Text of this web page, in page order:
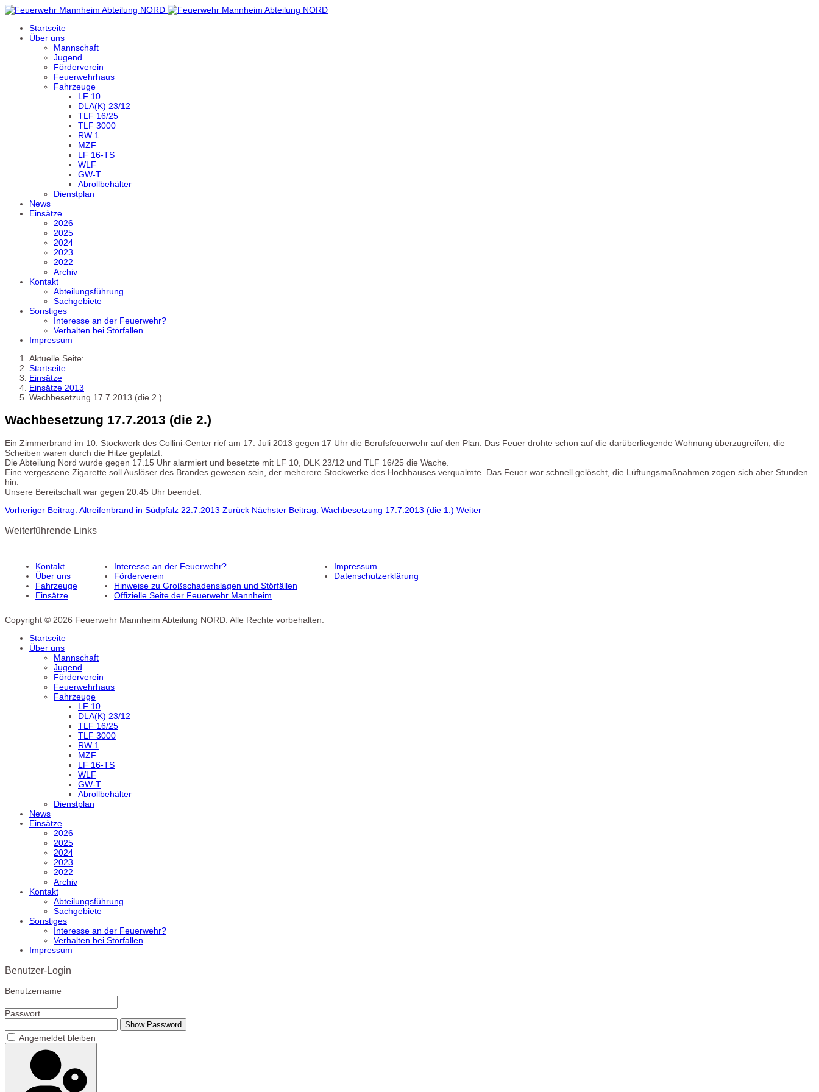
Startseite
Über uns
Mannschaft
Jugend
Förderverein
Feuerwehrhaus
Fahrzeuge
LF 10
DLA(K) 23/12
TLF 16/25
TLF 3000
RW 1
MZF
LF 16-TS
WLF
GW-T
Abrollbehälter
Dienstplan
News
Einsätze
2026
2025
2024
2023
2022
Archiv
Kontakt
Abteilungsführung
Sachgebiete
Sonstiges
Interesse an der Feuerwehr?
Verhalten bei Störfallen
Impressum
Aktuelle Seite:
Startseite
Einsätze
Einsätze 2013
Wachbesetzung 17.7.2013 (die 2.)
Wachbesetzung 17.7.2013 (die 2.)
Ein Zimmerbrand im 10. Stockwerk des Collini-Center rief am 17. Juli 2013 gegen 17 Uhr die Berufsfeuerwehr auf den Plan. Das Feuer drohte schon auf die darüberliegende Wohnung überzugreifen, die
Scheiben waren durch die Hitze geplatzt.
Die Abteilung Nord wurde gegen 17.15 Uhr alarmiert und besetzte mit LF 10, DLK 23/12 und TLF 16/25 die Wache.
Eine vergessene Zigarette soll Auslöser des Brandes gewesen sein, der meherere Stockwerke des Hochhauses verqualmte. Das Feuer war schnell gelöscht, die Lüftungsmaßnahmen zogen sich aber Stunden
hin.
Unsere Bereitschaft war gegen 20.45 Uhr beendet.
Vorheriger Beitrag: Altreifenbrand in Südpfalz 22.7.2013 Zurück Nächster Beitrag: Wachbesetzung 17.7.2013 (die 1.) Weiter
Weiterführende Links
Kontakt
Über uns
Fahrzeuge
Einsätze
Interesse an der Feuerwehr?
Förderverein
Hinweise zu Großschadenslagen und Störfällen
Offizielle Seite der Feuerwehr Mannheim
Impressum
Datenschutzerklärung
Copyright © 2026 Feuerwehr Mannheim Abteilung NORD. Alle Rechte vorbehalten.
Startseite
Über uns
Mannschaft
Jugend
Förderverein
Feuerwehrhaus
Fahrzeuge
LF 10
DLA(K) 23/12
TLF 16/25
TLF 3000
RW 1
MZF
LF 16-TS
WLF
GW-T
Abrollbehälter
Dienstplan
News
Einsätze
2026
2025
2024
2023
2022
Archiv
Kontakt
Abteilungsführung
Sachgebiete
Sonstiges
Interesse an der Feuerwehr?
Verhalten bei Störfallen
Impressum
Benutzer-Login
Benutzername
Passwort
Show Password
Angemeldet bleiben